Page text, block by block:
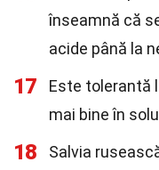
înseamnă că
acide până la
17
Este tolerantă
mai bine în
18
Salvia